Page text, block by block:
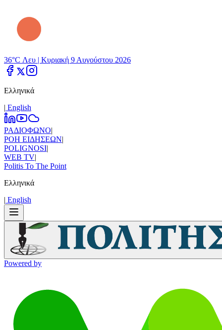
36°C Λευ | Κυριακή 9 Αυγούστου 2026
Ελληνικά
| Εnglish
ΡΑΔΙΟΦΩΝΟ|
ΡΟΗ ΕΙΔΗΣΕΩΝ|
POLIGNOSI|
WEB TV|
Politis To The Point
Ελληνικά
| Εnglish
Powered by